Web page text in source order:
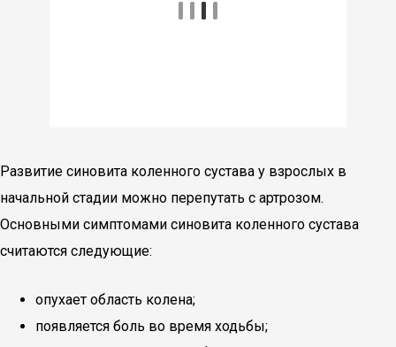
Развитие синовита коленного сустава у взрослых в
начальной стадии можно перепутать с артрозом.
Основными симптомами синовита коленного сустава
считаются следующие:
опухает область колена;
появляется боль во время ходьбы;